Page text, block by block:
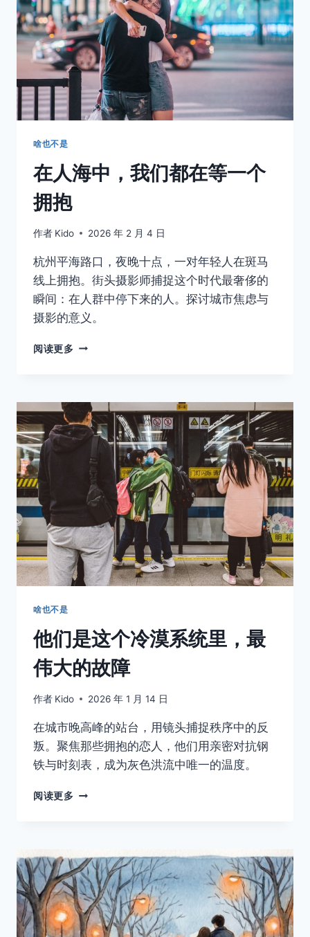
出
站
之
间，
学
习
如
何
啥也不是
在人海中，我们都在等一个
拥抱
作者 Kido 2026 年 2 月 4 日
杭州平海路口，夜晚十点，一对年轻人在斑马
线上拥抱。街头摄影师捕捉这个时代最奢侈的
瞬间：在人群中停下来的人。探讨城市焦虑与
摄影的意义。
阅读更多 在
我
们
都
啥也不是
他们是这个冷漠系统里，最
伟大的故障
作者 Kido 2026 年 1 月 14 日
在城市晚高峰的站台，用镜头捕捉秩序中的反
叛。聚焦那些拥抱的恋人，他们用亲密对抗钢
铁与时刻表，成为灰色洪流中唯一的温度。
阅读更多
冷
漠
系
统
里，